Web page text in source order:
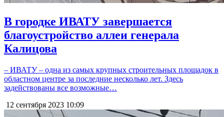
В городке ИВАТУ завершается
благоустройство аллеи генерала
Калицова
– ИВАТУ – одна из самых крупных строительных площадок в
областном центре за последние несколько лет. Здесь
задействованы все возможные…
12 сентября 2023 10:09